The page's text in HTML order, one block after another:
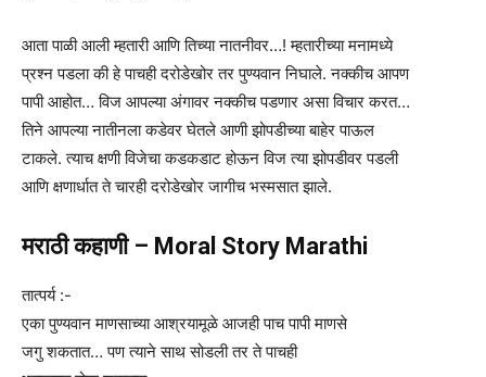
आता पाळी आली म्हतारी आणि तिच्या नातनीवर…! म्हतारीच्या मनामध्ये
प्रश्न पडला की हे पाचही दरोडेखोर तर पुण्यवान निघाले. नक्कीच आपण
पापी आहोत… विज आपल्या अंगावर नक्कीच पडणार असा विचार करत…
तिने आपल्या नातीनला कडेवर घेतले आणी झोपडीच्या बाहेर पाऊल
टाकले. त्याच क्षणी विजेचा कडकडाट होऊन विज त्या झोपडीवर पडली
आणि क्षणार्धात ते चारही दरोडेखोर जागीच भस्मसात झाले.
मराठी कहाणी – Moral Story Marathi
तात्पर्य :-
एका पुण्यवान माणसाच्या आश्रयामूळे आजही पाच पापी माणसे
जगु शकतात… पण त्याने साथ सोडली तर ते पाचही